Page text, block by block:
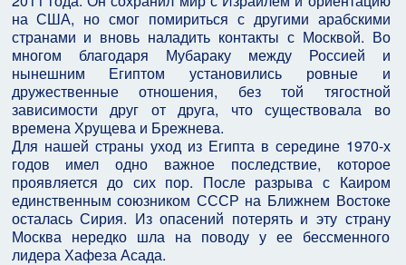
на США, но смог помириться с другими арабскими
странами и вновь наладить контакты с Москвой. Во
многом благодаря Мубараку между Россией и
нынешним Египтом установились ровные и
дружественные отношения, без той тягостной
зависимости друг от друга, что существовала во
времена Хрущева и Брежнева.
Для нашей страны уход из Египта в середине 1970-х
годов имел одно важное последствие, которое
проявляется до сих пор. После разрыва с Каиром
единственным союзником СССР на Ближнем Востоке
осталась Сирия. Из опасений потерять и эту страну
Москва нередко шла на поводу у ее бессменного
лидера Хафеза Асада.